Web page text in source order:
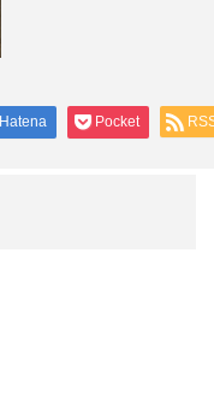
Hatena Pocket